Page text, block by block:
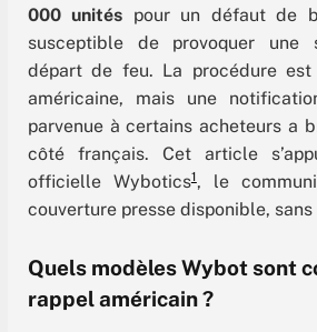
000 unités pour un défaut de
susceptible de provoquer une
départ de feu. La procédure
américaine, mais une
parvenue à certains acheteurs a
côté français. Cet article
officielle Wybotics1, le
couverture presse disponible, sans
Quels modèles Wybot sont
rappel américain ?